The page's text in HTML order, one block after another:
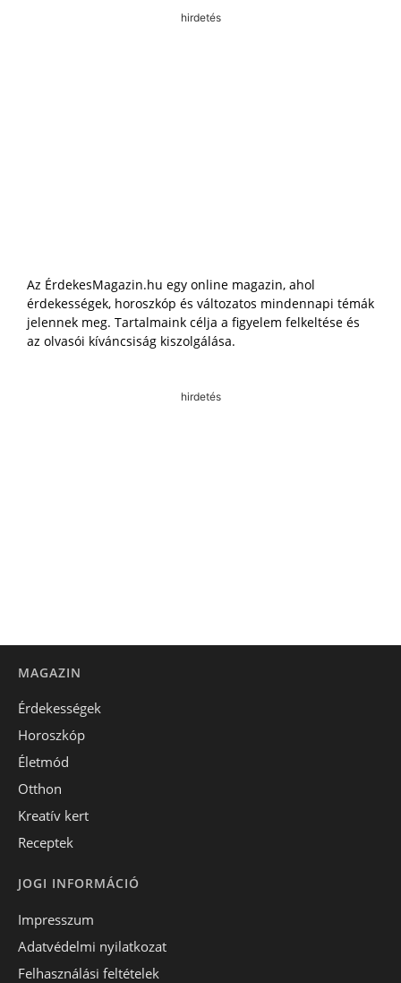
hirdetés
Az ÉrdekesMagazin.hu egy online magazin, ahol
érdekességek, horoszkóp és változatos mindennapi témák
jelennek meg. Tartalmaink célja a figyelem felkeltése és
az olvasói kíváncsiság kiszolgálása.
hirdetés
MAGAZIN
Érdekességek
Horoszkóp
Életmód
Otthon
Kreatív kert
Receptek
JOGI INFORMÁCIÓ
Impresszum
Adatvédelmi nyilatkozat
Felhasználási feltételek